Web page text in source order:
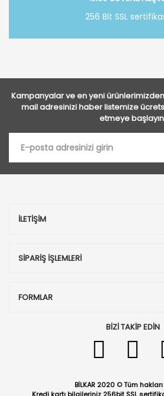
256 Bit SSL
Kampanyalar ve en yeni
mail adresinizi haber listemize
etmeye
İLETİŞİM
SİPARİŞ İŞLEMLERİ
FORMLAR
BİZİ TAKİP EDİN
BİLKAR 2020 © Tüm hakları